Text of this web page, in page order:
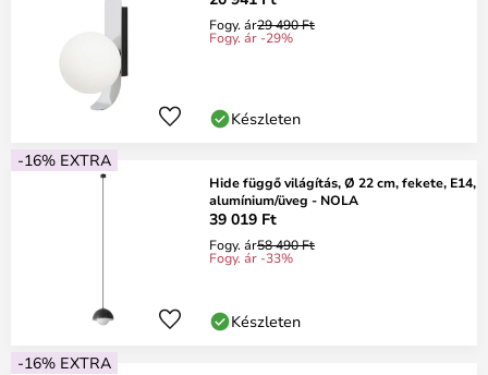
Fogy. ár29 490 Ft
Fogy. ár -29%
Készleten
-16% EXTRA
Hide függő világítás, Ø 22 cm, fekete, E14,
alumínium/üveg - NOLA
39 019 Ft
Fogy. ár58 490 Ft
Fogy. ár -33%
Készleten
-16% EXTRA